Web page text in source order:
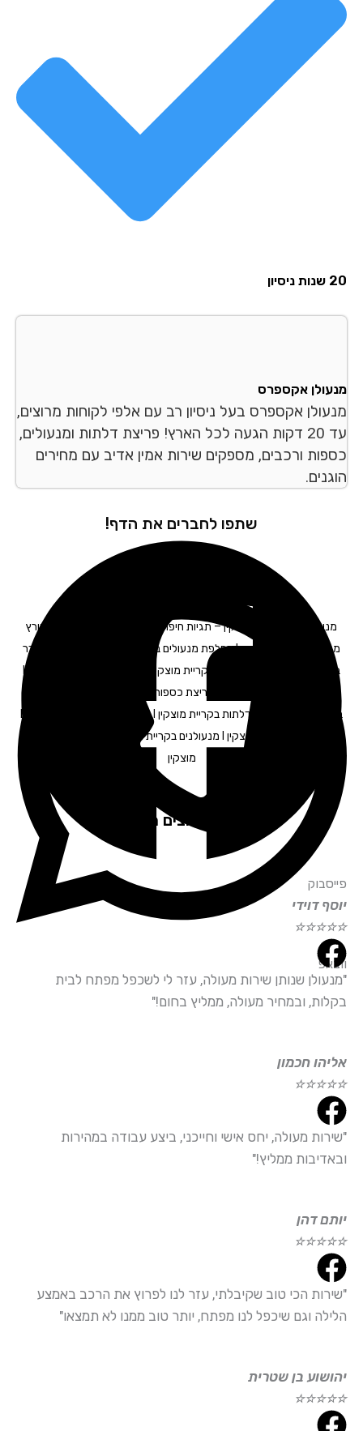
20 שנות ניסיון
מנעולן אקספרס
מנעולן אקספרס בעל ניסיון רב עם אלפי לקוחות מרוצים,
עד 20 דקות הגעה לכל הארץ! פריצת דלתות ומנעולים,
כספות ורכבים, מספקים שירות אמין אדיב עם מחירים
הוגנים.
שתפו לחברים את הדף!
פייסבוק
ווצאפ
מנעולן רכב בקריית מוצקין – תגיות חיפוש: מנעולים בקריית מוצקין I פורץ
מנעולים בקריית מוצקין I החלפת מנעולים בקריית מוצקין I החלפת צילינדר
בקריית מוצקין I מנעולן לרכב בקריית מוצקין I מפתח לרכב בקריית מוצקין I
בקריית מוצקין I פורץ דלתות בקריית מוצקין I פתיחת דלתות בקריית מוצקין I
פורץ רכבים בקריית מוצקין I מנעולנים בקריית מוצקין | פורץ דלתות בקריית
מוצקין
לקוחות מרוצים ממליצים
יוסף דוידי
☆
☆
☆
☆
☆
"מנעולן שנותן שירות מעולה, עזר לי לשכפל מפתח לבית
בקלות, ובמחיר מעולה, ממליץ בחום!"
אליהו חכמון
☆
☆
☆
☆
☆
"שירות מעולה, יחס אישי וחייכני, ביצע עבודה במהירות
ובאדיבות ממליץ!"
יותם דהן
☆
☆
☆
☆
☆
"שירות הכי טוב שקיבלתי, עזר לנו לפרוץ את הרכב באמצע
הלילה וגם שיכפל לנו מפתח, יותר טוב ממנו לא תמצאו"
יהושוע בן שטרית
☆
☆
☆
☆
☆